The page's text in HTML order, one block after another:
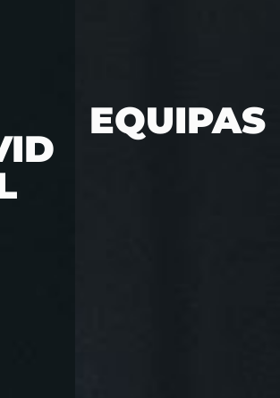
EQUIPAS